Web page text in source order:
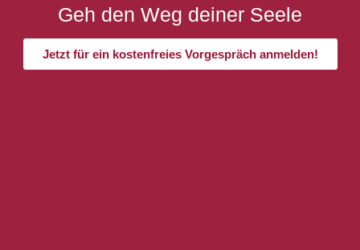
Geh den Weg deiner Seele
Jetzt für ein kostenfreies Vorgespräch anmelden!